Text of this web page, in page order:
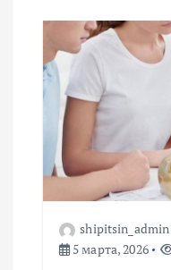
shipitsin_admin
5 марта, 2026